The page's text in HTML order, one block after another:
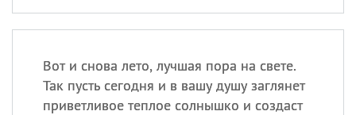
Вот и снова лето, лучшая пора на свете.
Так пусть сегодня и в вашу душу заглянет
приветливое теплое солнышко и создаст